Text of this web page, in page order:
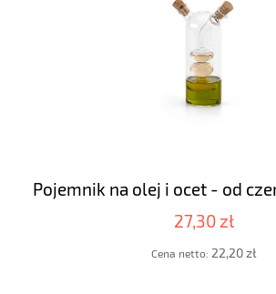
Pojemnik na olej i ocet - od
27,30 zł
Cena netto: 22,20 zł